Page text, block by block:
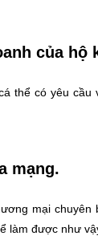
của hộ
thể có yêu
mạng.
mại chuyên
làm được như